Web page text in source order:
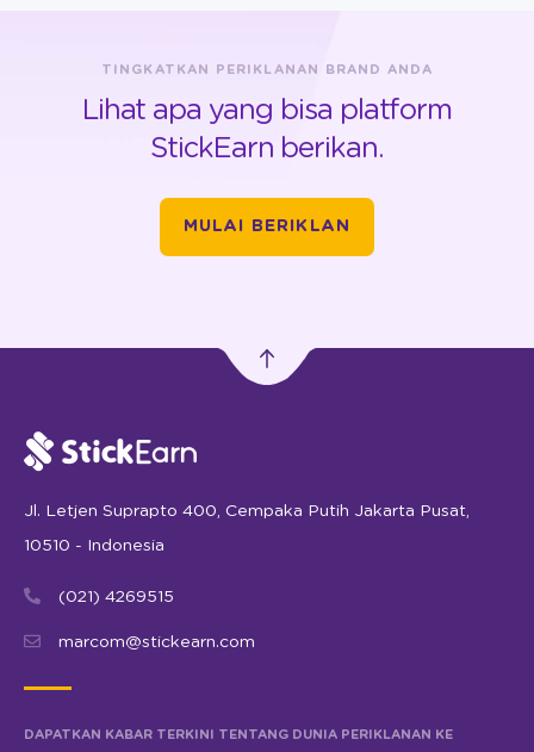
TINGKATKAN PERIKLANAN BRAND ANDA
Lihat apa yang bisa platform
StickEarn berikan.
MULAI BERIKLAN
Jl. Letjen Suprapto 400, Cempaka Putih Jakarta Pusat,
10510 - Indonesia
(021) 4269515
marcom@stickearn.com
DAPATKAN KABAR TERKINI TENTANG DUNIA PERIKLANAN KE